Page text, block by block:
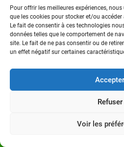
Pour offrir les meilleures expériences,
que les cookies pour stocker et/ou
Le fait de consentir à ces technologies
données telles que le comportement de
site. Le fait de ne pas consentir ou de
un effet négatif sur certaines
Accepter
Refuser
Voir les
FACEBOOK
TWITTER